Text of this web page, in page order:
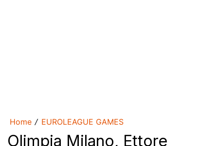
Home / EUROLEAGUE GAMES
Olimpia Milano, Ettore